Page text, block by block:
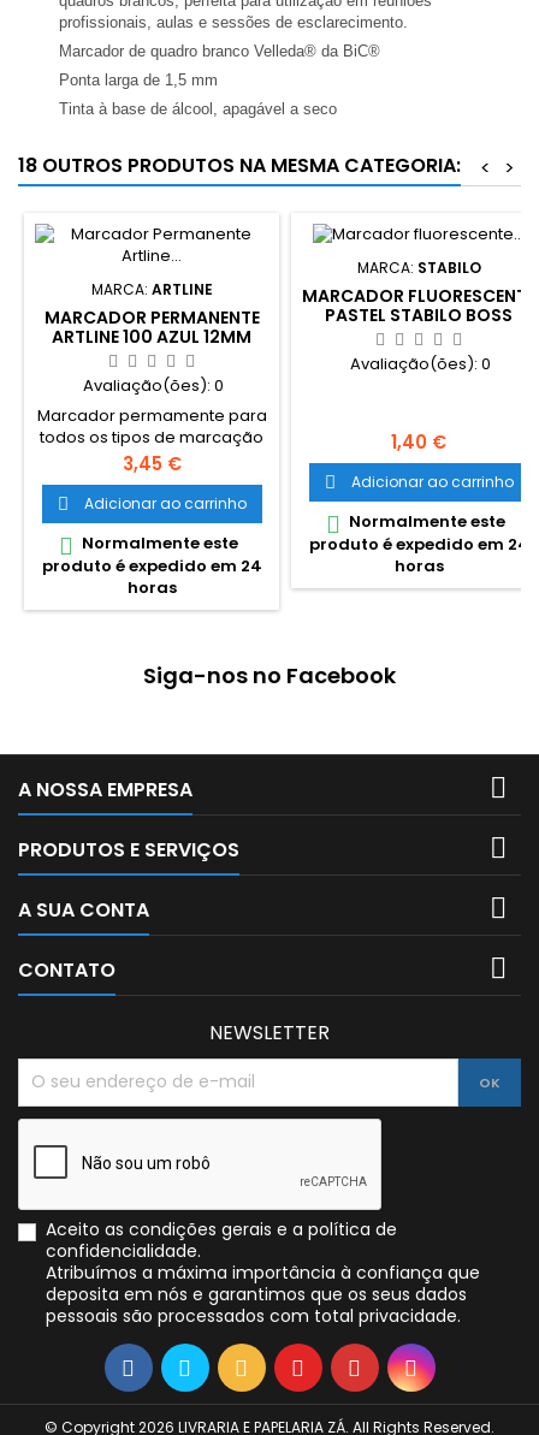
profissionais, aulas e sessões de esclarecimento.
Marcador de quadro branco Velleda® da BiC®
Ponta larga de 1,5 mm
Tinta à base de álcool, apagável a seco
18 OUTROS PRODUTOS NA MESMA CATEGORIA: >
<
MARCA: ARTLINE
MARCADOR PERMANENTE
ARTLINE 100 AZUL 12MM
Avaliação(ões): 0
Marcador permamente para
todos os tipos de marcação
permanente, de superfícies
porosas como papelão e
madeira a superfícies não
porosas como aço e vidro. O
corpo largo e a
ponta biselada de 12mm do
Artline 100 tornam-o ideal
para todos os tipos de
grande e em estilo negrito.
Preço
3,45 €
 Adicionar ao carrinho
 Normalmente este
produto é expedido em 24
horas
MARCA: STABILO
MARCADOR FLUORESCENTE
PASTEL STABILO BOSS
VERDE
Avaliação(ões): 0
Preço
1,40 €
 Adicionar ao carrinho
 Normalmente este
produto é expedido em 24
horas
Siga-nos no Facebook
A NOSSA EMPRESA 
PRODUTOS E SERVIÇOS 
A SUA CONTA 
CONTATO 
NEWSLETTER
Aceito as condições gerais e a política de
confidencialidade.
Atribuímos a máxima importância à confiança que
deposita em nós e garantimos que os seus dados
pessoais são processados com total privacidade.
© Copyright 2026 LIVRARIA E PAPELARIA ZÁ. All Rights Reserved.